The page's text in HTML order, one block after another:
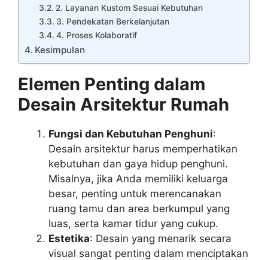
2. Layanan Kustom Sesuai Kebutuhan
3. Pendekatan Berkelanjutan
4. Proses Kolaboratif
Kesimpulan
Elemen Penting dalam
Desain Arsitektur Rumah
Fungsi dan Kebutuhan Penghuni:
Desain arsitektur harus memperhatikan
kebutuhan dan gaya hidup penghuni.
Misalnya, jika Anda memiliki keluarga
besar, penting untuk merencanakan
ruang tamu dan area berkumpul yang
luas, serta kamar tidur yang cukup.
Estetika: Desain yang menarik secara
visual sangat penting dalam menciptakan